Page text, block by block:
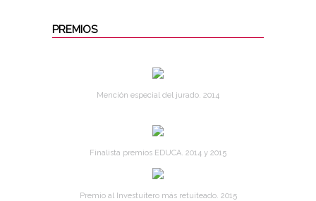
PREMIOS
Mención especial del jurado. 2014
Finalista premios EDUCA. 2014 y 2015
Premio al Investuitero más retuiteado. 2015